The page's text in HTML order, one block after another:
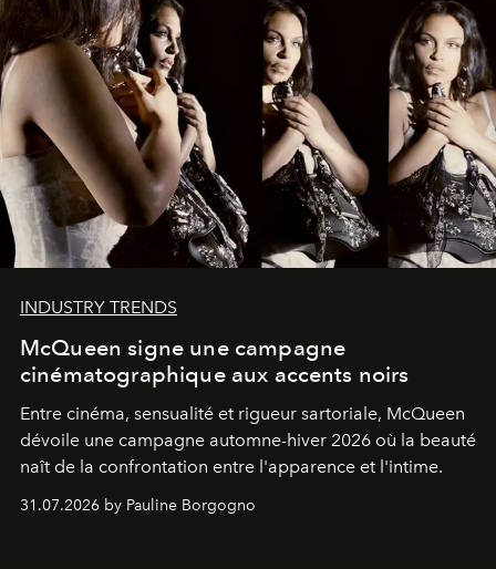
INDUSTRY TRENDS
McQueen signe une campagne
cinématographique aux accents noirs
Entre cinéma, sensualité et rigueur sartoriale, McQueen
dévoile une campagne automne-hiver 2026 où la beauté
naît de la confrontation entre l'apparence et l'intime.
31.07.2026 by Pauline Borgogno